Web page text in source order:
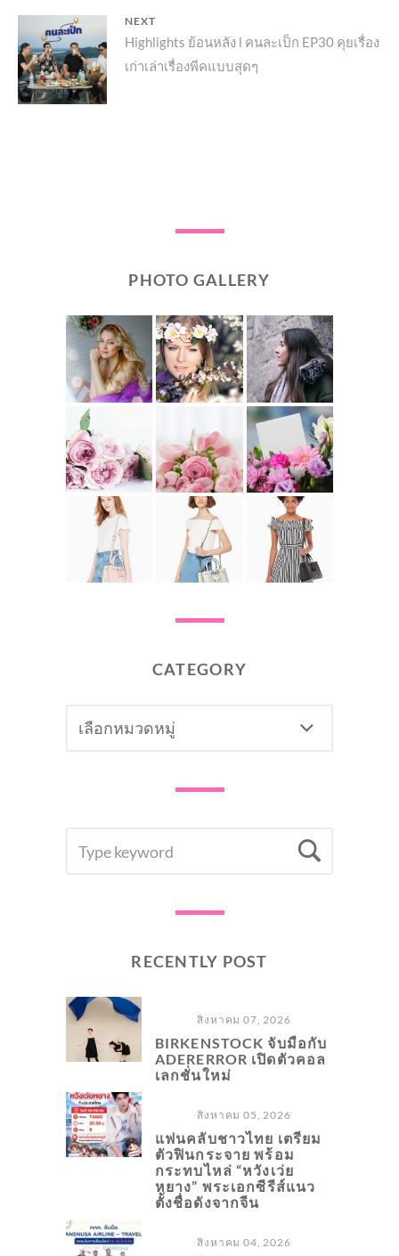
NEXT
Next
post:
Highlights ย้อนหลัง l คนละเป็ก EP30 คุยเรื่อง
เก่าเล่าเรื่องพีคแบบสุดๆ
PHOTO GALLERY
CATEGORY
FOR:
RECENTLY POST
สิงหาคม 07, 2026
BIRKENSTOCK จับมือกับ
ADERERROR เปิดตัวคอล
เลกชั่นใหม่
สิงหาคม 05, 2026
แฟนคลับชาวไทย เตรียม
ตัวฟินกระจาย พร้อม
กระทบไหล่ “หวังเว่ย
หยาง” พระเอกซีรีส์แนว
ตั้งชื่อดังจากจีน
สิงหาคม 04, 2026